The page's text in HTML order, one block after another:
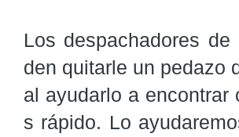
Los despachadores de
den quitarle un pedazo
al ayudarlo a encontrar
s rápido. Lo